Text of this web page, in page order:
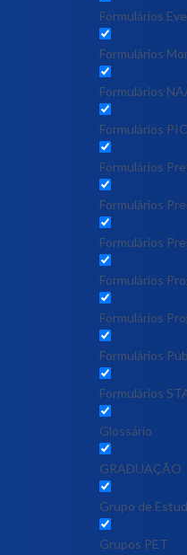
Formulários
Formulários
Formulários
Formulários
Formulários
Formulários
Formulários
Formulários
Formulários
Formulários
Formulários
Glossário
GRADUAÇÃO
Grupo de
Grupos PET